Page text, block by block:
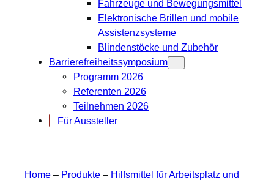
Fahrzeuge und Bewegungsmittel
Elektronische Brillen und mobile
Assistenzsysteme
Blindenstöcke und Zubehör
Barrierefreiheitssymposium
Programm 2026
Referenten 2026
Teilnehmen 2026
Für Aussteller
Home – Produkte – Hilfsmittel für Arbeitsplatz und